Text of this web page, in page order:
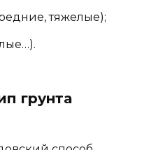
тяжелые);
грунта